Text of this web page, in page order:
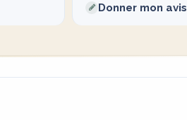
Donner mon avis